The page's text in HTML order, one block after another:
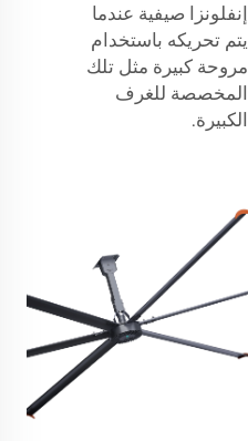
إنفلونزا صيفية عندما
يتم تحريكه باستخدام
مروحة كبيرة مثل تلك
المخصصة للغرف
الكبيرة.